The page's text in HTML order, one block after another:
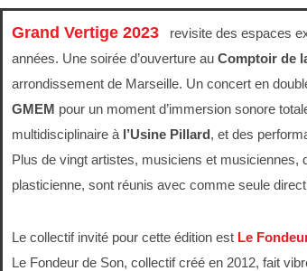
Grand Vertige 2023 revisite des espaces
années. Une soirée d’ouverture au Comptoir de
arrondissement de Marseille. Un concert en
GMEM pour un moment d’immersion sonore
multidisciplinaire à l’Usine Pillard, et des
Plus de vingt artistes, musiciens et musiciennes,
plasticienne, sont réunis avec comme seule
Le collectif invité pour cette édition est Le
Le Fondeur de Son, collectif créé en 2012, fait